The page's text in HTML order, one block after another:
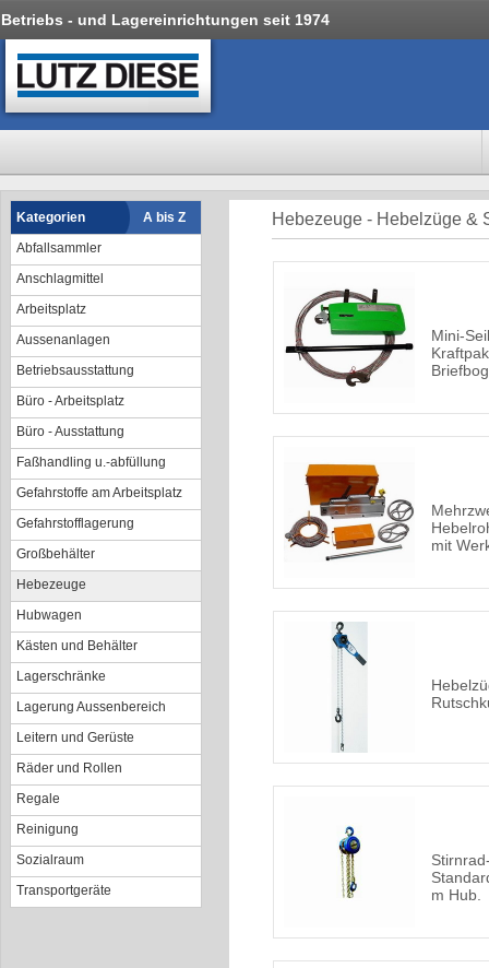
Betriebs - und Lagereinrichtungen seit 1974
Kategorien
A bis Z
Abfallsammler
Anschlagmittel
Arbeitsplatz
Aussenanlagen
Betriebsausstattung
Büro - Arbeitsplatz
Büro - Ausstattung
Faßhandling u.-abfüllung
Gefahrstoffe am Arbeitsplatz
Gefahrstofflagerung
Großbehälter
Hebezeuge
Hubwagen
Kästen und Behälter
Lagerschränke
Lagerung Aussenbereich
Leitern und Gerüste
Räder und Rollen
Regale
Reinigung
Sozialraum
Transportgeräte
Hebezeuge - Hebelzüge &
Mini-
mit
m Hub.